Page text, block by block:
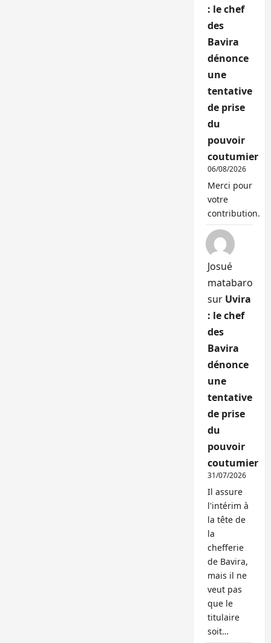
: le chef
des
Bavira
dénonce
une
tentative
de prise
du
pouvoir
coutumier
06/08/2026
Merci pour
votre
contribution.
Josué
matabaro
sur Uvira
: le chef
des
Bavira
dénonce
une
tentative
de prise
du
pouvoir
coutumier
31/07/2026
Il assure
l'intérim à
la tête de
la
chefferie
de Bavira,
mais il ne
veut pas
que le
titulaire
soit…